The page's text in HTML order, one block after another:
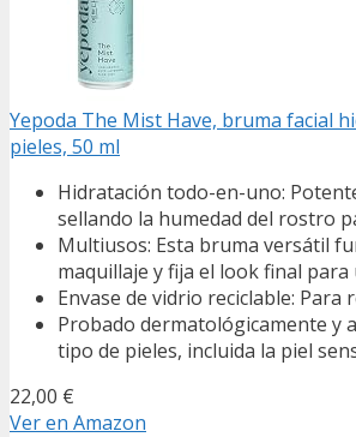
Yepoda The Mist Have, bruma facial
pieles, 50 ml
Hidratación todo-en-uno:
sellando la humedad del rostro
Multiusos: Esta bruma versátil
maquillaje y fija el look final para
Envase de vidrio reciclable:
Probado dermatológicamente y
tipo de pieles, incluida la piel
22,00 €
Ver en Amazon